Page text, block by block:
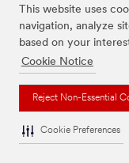
This website uses
navigation, analyze
based on your
Cookie Notice
Reject Non-Essential
Cookie Preferences